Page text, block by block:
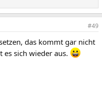
#49
das kommt gar nicht
es sich wieder aus.